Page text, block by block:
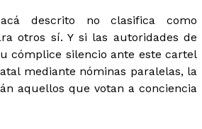
descrito no clasifica como
otros sí. Y si las autoridades de
cómplice silencio ante este cartel
mediante nóminas paralelas, la
aquellos que votan a conciencia